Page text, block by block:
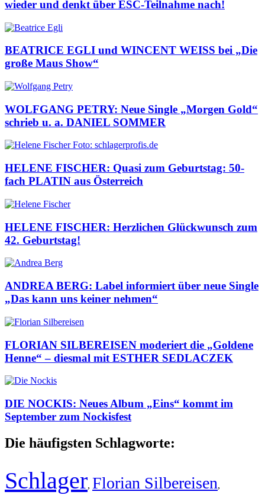
wieder und denkt über ESC-Teilnahme nach!
BEATRICE EGLI und WINCENT WEISS bei „Die
große Maus Show“
WOLFGANG PETRY: Neue Single „Morgen Gold“
schrieb u. a. DANIEL SOMMER
HELENE FISCHER: Quasi zum Geburtstag: 50-
fach PLATIN aus Österreich
HELENE FISCHER: Herzlichen Glückwunsch zum
42. Geburtstag!
ANDREA BERG: Label informiert über neue Single
„Das kann uns keiner nehmen“
FLORIAN SILBEREISEN moderiert die „Goldene
Henne“ – diesmal mit ESTHER SEDLACZEK
DIE NOCKIS: Neues Album „Eins“ kommt im
September zum Nockisfest
Die häufigsten Schlagworte:
Schlager, Florian Silbereisen,